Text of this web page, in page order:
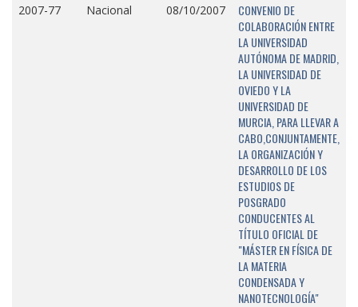
2007-77 Nacional 08/10/2007
CONVENIO DE
COLABORACIÓN ENTRE
LA UNIVERSIDAD
AUTÓNOMA DE MADRID,
LA UNIVERSIDAD DE
OVIEDO Y LA
UNIVERSIDAD DE
MURCIA, PARA LLEVAR A
CABO,CONJUNTAMENTE,
LA ORGANIZACIÓN Y
DESARROLLO DE LOS
ESTUDIOS DE
POSGRADO
CONDUCENTES AL
TÍTULO OFICIAL DE
"MÁSTER EN FÍSICA DE
LA MATERIA
CONDENSADA Y
NANOTECNOLOGÍA"